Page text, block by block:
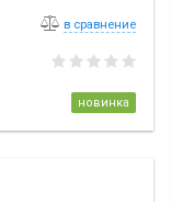
в сравнение
новинка